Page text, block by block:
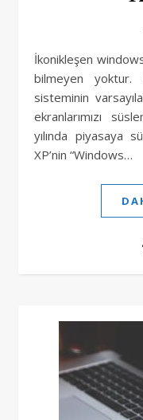
İkonikleşen windows xp işletim sistemi duvar kağıdını
bilmeyen yoktur.
sisteminin
ekranlarımızı
yılında piyasaya
XP’nin “Windows…